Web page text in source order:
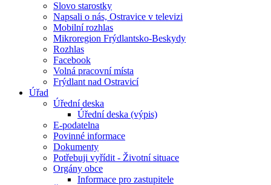
Slovo starostky
Napsali o nás, Ostravice v televizi
Mobilní rozhlas
Mikroregion Frýdlantsko-Beskydy
Rozhlas
Facebook
Volná pracovní místa
Frýdlant nad Ostravicí
Úřad
Úřední deska
Úřední deska (výpis)
E-podatelna
Povinné informace
Dokumenty
Potřebuji vyřídit - Životní situace
Orgány obce
Informace pro zastupitele